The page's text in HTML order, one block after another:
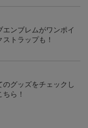
ンブレムがワンポイ
トラップも！
グッズをチェックし
ら！